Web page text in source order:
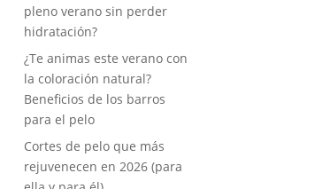
pleno verano sin perder
hidratación?
¿Te animas este verano con
la coloración natural?
Beneficios de los barros
para el pelo
Cortes de pelo que más
rejuvenecen en 2026 (para